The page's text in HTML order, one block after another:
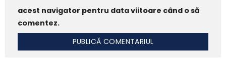
acest navigator pentru data viitoare când o să
comentez.